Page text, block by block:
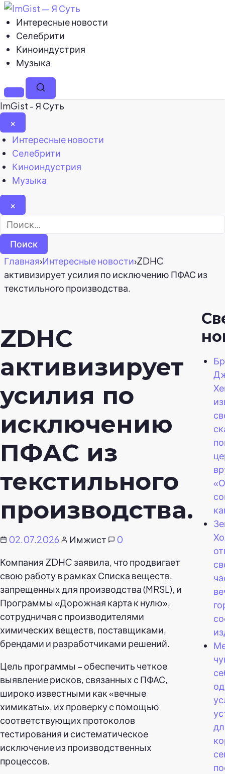
Интересные новости
Селебрити
Киноиндустрия
Музыка
МенюПоиск
ImGist - Я Суть
×
Закрыть
меню
Интересные новости
Селебрити
Киноиндустрия
Музыка
×
Найти:
Главная›Интересные новости›ZDHC
активизирует усилия по исключению ПФАС из
текстильного производства.
ZDHC
активизирует
усилия по
исключению
ПФАС из
текстильного
производства.
02.07.2026 Имжист
0
Компания ZDHC заявила, что продвигает
свою работу в рамках Списка веществ,
запрещенных для производства (MRSL), и
Программы «Дорожная карта к нулю»,
сотрудничая с производителями
химических веществ, поставщиками,
брендами и разработчиками решений.
Цель программы – обеспечить четкое
выявление рисков, связанных с ПФАС,
широко известными как «вечные
химикаты», их проверку с помощью
соответствующих протоколов
тестирования и систематическое
исключение из производственных
процессов.